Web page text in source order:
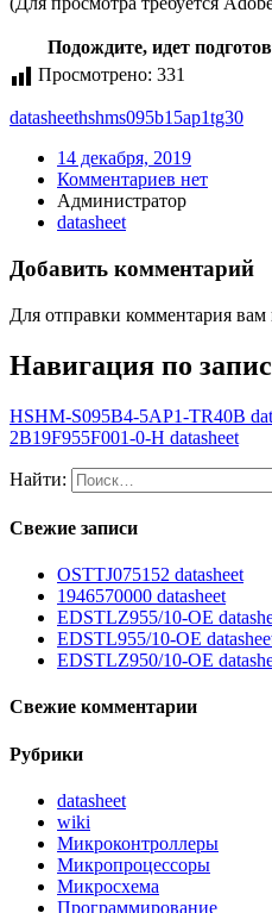
Подождите, идет
Просмотрено: 331
datasheethshms095b15ap1tg30
14 декабря, 2019
Комментариев нет
Администратор
datasheet
Добавить комментарий
Для отправки комментария вам
Навигация по
HSHM-S095B4-5AP1-TR40B
2B19F955F001-0-H datasheet
Найти:
Свежие записи
OSTTJ075152 datasheet
1946570000 datasheet
EDSTLZ955/10-OE
EDSTL955/10-OE
EDSTLZ950/10-OE
Свежие комментарии
Рубрики
datasheet
wiki
Микроконтроллеры
Микропроцессоры
Микросхема
Программирование